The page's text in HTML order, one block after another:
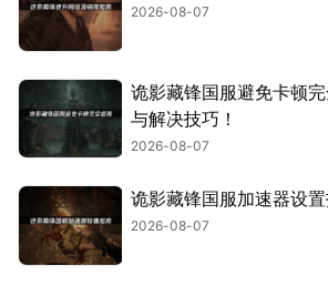
2026-08-07
诡影藏锋国服避免卡顿
与解决技巧！
2026-08-07
诡影藏锋国服加速器设置
2026-08-07